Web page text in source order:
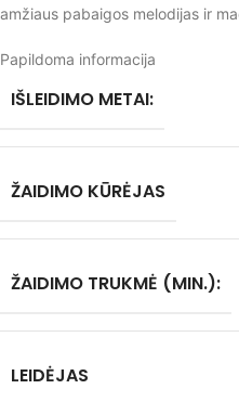
amžiaus pabaigos melodijas ir
Papildoma informacija
IŠLEIDIMO METAI:
ŽAIDIMO KŪRĖJAS
ŽAIDIMO TRUKMĖ (MIN.):
LEIDĖJAS